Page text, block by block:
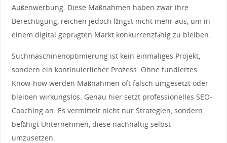
Außenwerbung. Diese Maßnahmen haben zwar ihre
Berechtigung, reichen jedoch längst nicht mehr aus, um in
einem digital geprägten Markt konkurrenzfähig zu bleiben.
Suchmaschinenoptimierung ist kein einmaliges Projekt,
sondern ein kontinuierlicher Prozess. Ohne fundiertes
Know-how werden Maßnahmen oft falsch umgesetzt oder
bleiben wirkungslos. Genau hier setzt professionelles SEO-
Coaching an: Es vermittelt nicht nur Strategien, sondern
befähigt Unternehmen, diese nachhaltig selbst
umzusetzen.